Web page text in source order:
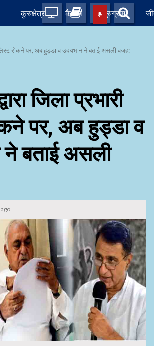
कुरुक्षेत्र कैथल गुरुग्राम
लिस्ट रोकने पर, अब हुड्डा व उदयभान ने बताई असली वजह:
जिला प्रभारी
पर, अब हुड्डा व
बताई असली